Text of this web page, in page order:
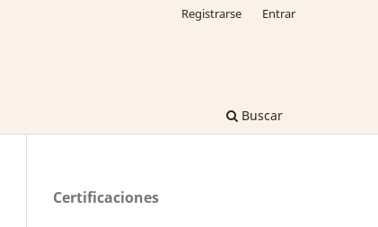
Buscar
Registrarse Entrar
Certificaciones